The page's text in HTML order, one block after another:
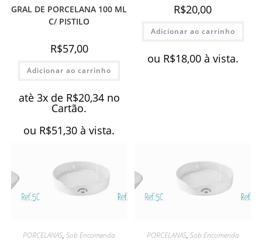
GRAL DE PORCELANA 100 ML
C/ PISTILO
R$57,00
Adicionar ao carrinho
atè 3x de R$20,34 no
Cartão.
ou R$51,30 à vista.
R$20,00
Adicionar ao carrinho
ou R$18,00 à vista.
PORCELANAS,Sob Encomenda PORCELANAS, Sob Encomenda